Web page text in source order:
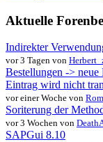
Aktuelle
Indirekter
vor 3 Tagen von
Bestellungen ->
Eintrag wird nicht
vor einer Woche von
Soriterung der
vor 3 Wochen von
SAPGui 8.10